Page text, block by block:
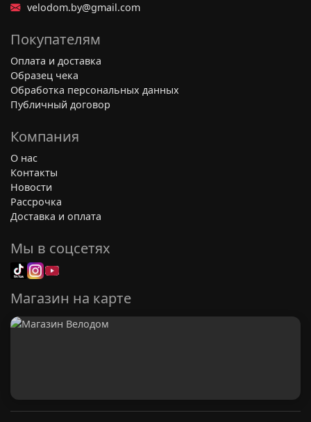
velodom.by@gmail.com
Покупателям
Оплата и доставка
Образец чека
Обработка персональных данных
Публичный договор
Компания
О нас
Контакты
Новости
Рассрочка
Доставка и оплата
Мы в соцсетях
Магазин на карте